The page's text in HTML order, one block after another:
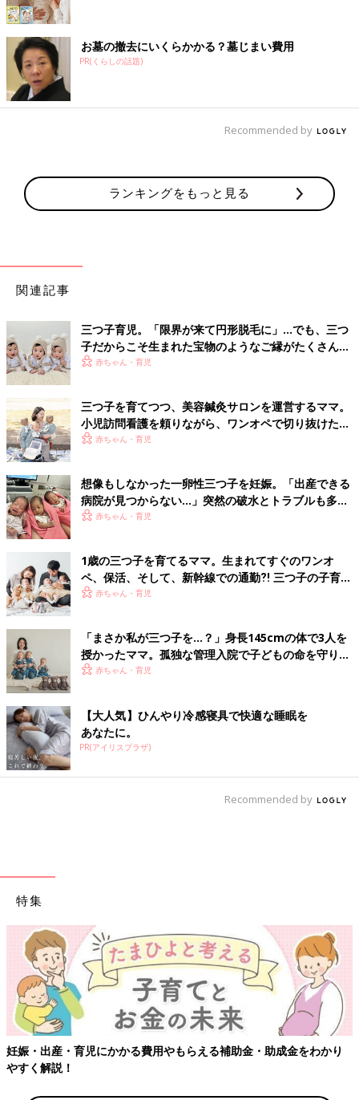
お墓の撤去にいくらかかる？墓じまい費用
PR(くらしの話題)
Recommended by
ランキングをもっと見る
関連記事
三つ子育児。「限界が来て円形脱毛に」…でも、三つ
子だからこそ生まれた宝物のようなご縁がたくさん！
【体験談】
赤ちゃん・育児
三つ子を育てつつ、美容鍼灸サロンを運営するママ。
小児訪問看護を頼りながら、ワンオペで切り抜けた赤
ちゃん育児！【多胎インタビュー・後編】
赤ちゃん・育児
想像もしなかった一卵性三つ子を妊娠。「出産できる
病院が見つからない…」突然の破水とトラブルも多数
経験！【体験談】
赤ちゃん・育児
1歳の三つ子を育てるママ。生まれてすぐのワンオ
ペ、保活、そして、新幹線での通勤⁈ 三つ子の子育て
のリアル【多胎育児体験談】
赤ちゃん・育児
「まさか私が三つ子を…？」身長145cmの体で3人を
授かったママ。孤独な管理入院で子どもの命を守り抜
いた！【多胎インタビュー・前編】
赤ちゃん・育児
【大人気】ひんやり冷感寝具で快適な睡眠を
あなたに。
PR(アイリスプラザ)
Recommended by
特集
もらえる補助金・助成金をわかり
【ワクチン接種できるものも